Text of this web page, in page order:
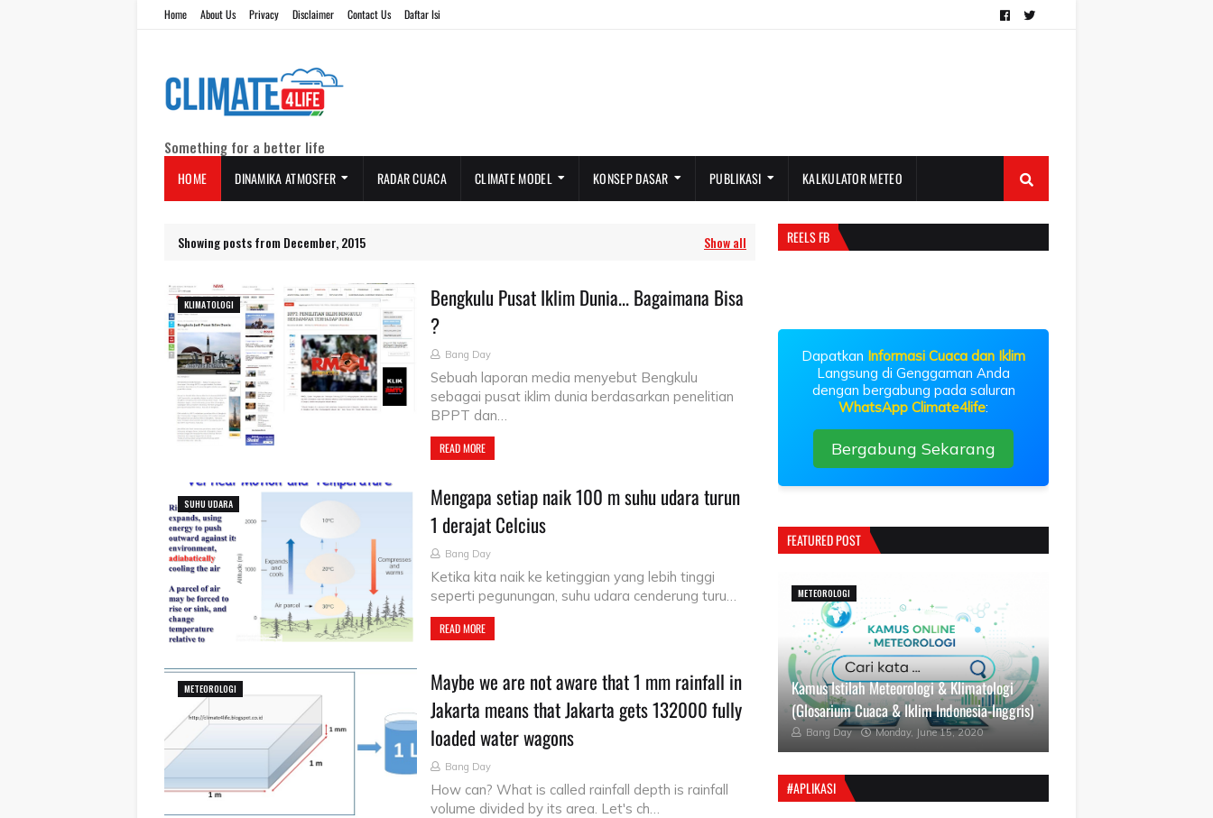
Home About Us Privacy Disclaimer Contact Us Daftar Isi
Something for a better life
HOME DINAMIKA ATMOSFER RADAR CUACA CLIMATE MODEL KONSEP DASAR PUBLIKASI KALKULATOR METEO
Showing posts from December, 2015 Show all
KLIMATOLOGI
Bengkulu Pusat Iklim Dunia... Bagaimana Bisa
?
Bang Day
Sebuah laporan media menyebut Bengkulu
sebagai pusat iklim dunia berdasarkan penelitian
BPPT dan…
READ MORE
SUHU UDARA
Mengapa setiap naik 100 m suhu udara turun
1 derajat Celcius
Bang Day
Ketika kita naik ke ketinggian yang lebih tinggi
seperti pegunungan, suhu udara cenderung turu…
READ MORE
METEOROLOGI
Maybe we are not aware that 1 mm rainfall in
Jakarta means that Jakarta gets 132000 fully
loaded water wagons
Bang Day
How can? What is called rainfall depth is rainfall
volume divided by its area. Let's ch…
REELS FB
Dapatkan Informasi Cuaca dan Iklim
Langsung di Genggaman Anda
dengan bergabung pada saluran
WhatsApp Climate4life:
Bergabung Sekarang
FEATURED POST
METEOROLOGI
Kamus Istilah Meteorologi & Klimatologi
(Glosarium Cuaca & Iklim Indonesia-Inggris)
Bang Day Monday, June 15, 2020
#APLIKASI